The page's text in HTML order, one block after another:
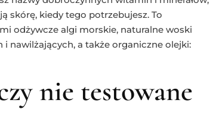
skórę, kiedy tego potrzebujesz. To
odżywcze algi morskie, naturalne woski
i nawilżających, a także organiczne olejki:
nie testowane